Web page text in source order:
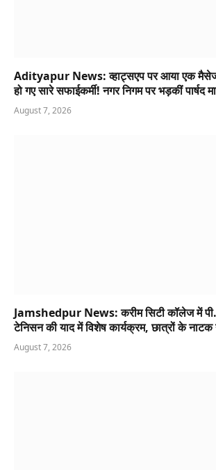
Adityapur News: व्हाट्सएप पर आया एक मैसेज
हो गए सारे सफाईकर्मी! नगर निगम पर भड़कीं पार्षद
August 7, 2026
Jamshedpur News: करीम सिटी कॉलेज में
टेनिसन की याद में विशेष कार्यक्रम, छात्रों के
August 7, 2026